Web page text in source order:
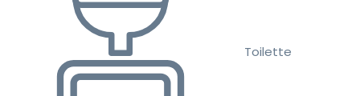
Toilette